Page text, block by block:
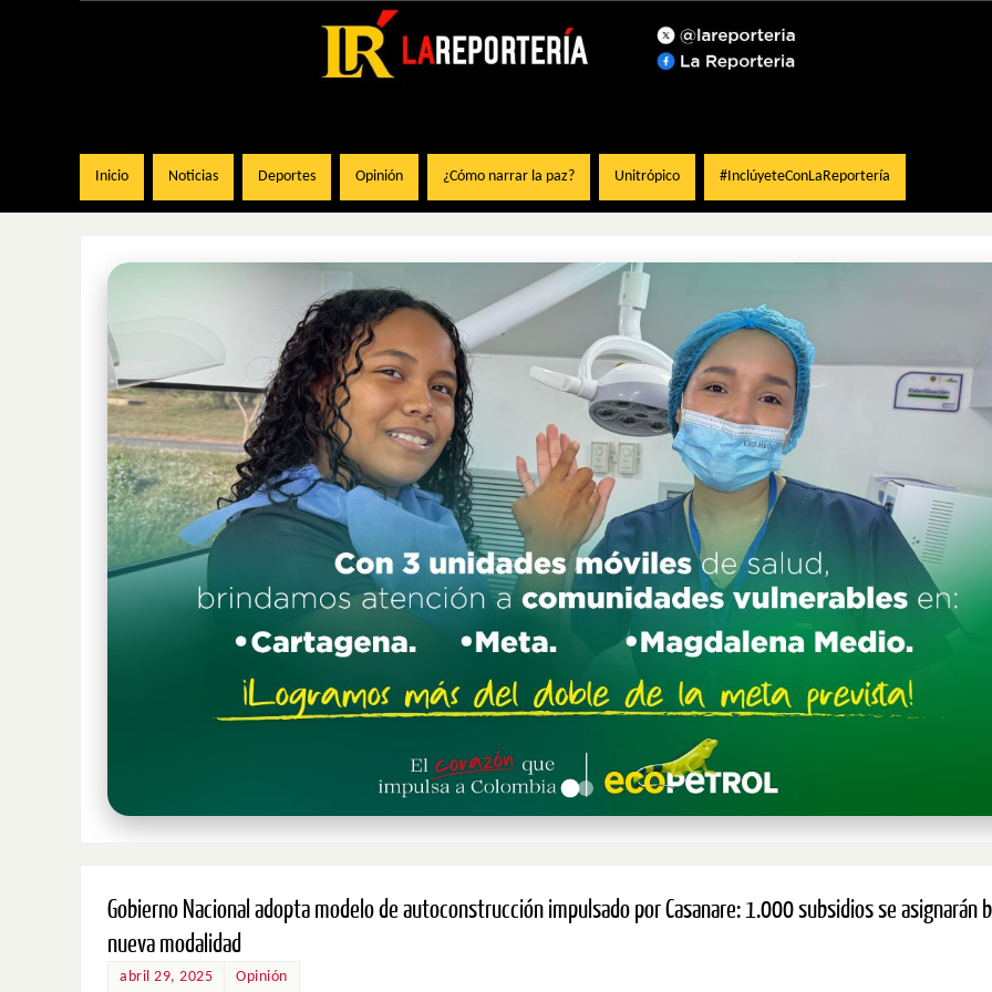
Inicio Noticias Deportes Opinión ¿Cómo narrar la paz? Unitrópico #InclúyeteConLaReportería
Gobierno Nacional adopta modelo de autoconstrucción impulsado por Casanare: 1.000 subsidios se asignarán
nueva modalidad
abril 29, 2025 Opinión